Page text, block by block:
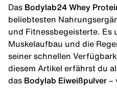
Das Bodylab24 Whey
beliebtesten
und Fitnessbegeisterte. Es
Muskelaufbau und die
seiner schnellen
diesem Artikel erfährst du
das Bodylab Eiweißpulver –